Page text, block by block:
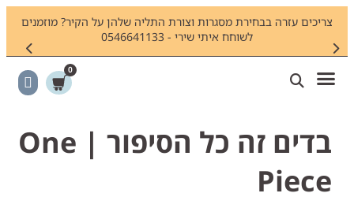
צריכים עזרה בבחירת מסגרות וצורת התליה שלהן על הקיר? מוזמנים
לשוחח איתי שירי - 0546641133
בדים זה כל הסיפור | One
Piece